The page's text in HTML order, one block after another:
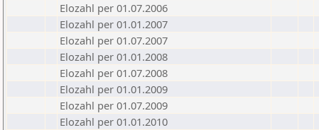
Elozahl per 01.07.2006
Elozahl per 01.01.2007
Elozahl per 01.07.2007
Elozahl per 01.01.2008
Elozahl per 01.07.2008
Elozahl per 01.01.2009
Elozahl per 01.07.2009
Elozahl per 01.01.2010